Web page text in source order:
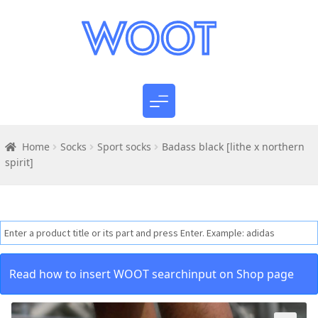
Home Socks Sport socks
Badass black [lithe x northern
spirit]
Read how to insert WOOT searchinput on Shop page